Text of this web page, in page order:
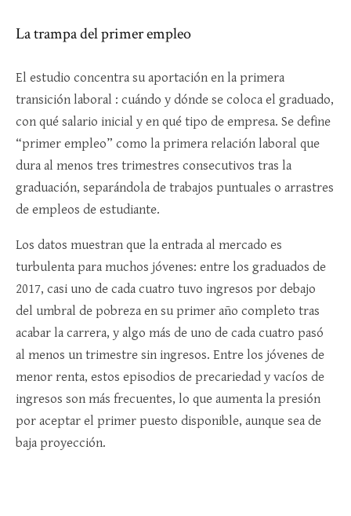
La trampa del primer empleo
El estudio concentra su aportación en la primera
transición laboral : cuándo y dónde se coloca el graduado,
con qué salario inicial y en qué tipo de empresa. Se define
“primer empleo” como la primera relación laboral que
dura al menos tres trimestres consecutivos tras la
graduación, separándola de trabajos puntuales o arrastres
de empleos de estudiante.​
Los datos muestran que la entrada al mercado es
turbulenta para muchos jóvenes: entre los graduados de
2017, casi uno de cada cuatro tuvo ingresos por debajo
del umbral de pobreza en su primer año completo tras
acabar la carrera, y algo más de uno de cada cuatro pasó
al menos un trimestre sin ingresos. Entre los jóvenes de
menor renta, estos episodios de precariedad y vacíos de
ingresos son más frecuentes, lo que aumenta la presión
por aceptar el primer puesto disponible, aunque sea de
baja proyección​.